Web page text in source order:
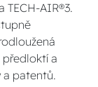
TECH-AIR®3.
předloktí a
a patentů.